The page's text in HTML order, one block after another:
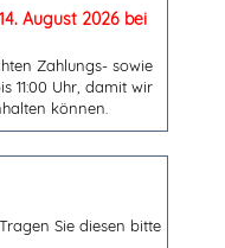
August 2026 bei
Zahlungs- sowie
11:00 Uhr, damit wir
können.
Sie diesen bitte